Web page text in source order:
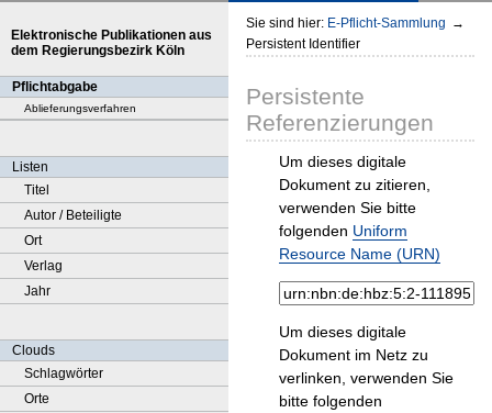
Elektronische Publikationen aus
dem Regierungsbezirk Köln
Pflichtabgabe
Ablieferungsverfahren
Listen
Titel
Autor / Beteiligte
Ort
Verlag
Jahr
Clouds
Schlagwörter
Orte
Sie sind hier: E-Pflicht-Sammlung →
Persistent Identifier
Persistente
Referenzierungen
Um dieses digitale
Dokument zu zitieren,
verwenden Sie bitte
folgenden Uniform
Resource Name (URN)
Um dieses digitale
Dokument im Netz zu
verlinken, verwenden Sie
bitte folgenden